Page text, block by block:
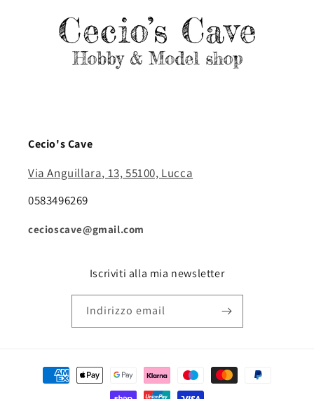
Cecio's Cave
Via Anguillara, 13, 55100, Lucca
0583496269
cecioscave@gmail.com
Iscriviti alla mia newsletter
Indirizzo email
Metodi